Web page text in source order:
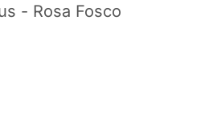
- Rosa Fosco